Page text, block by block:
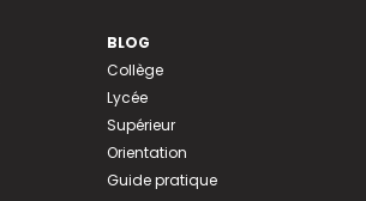
BLOG
Collège
Lycée
Supérieur
Orientation
Guide pratique